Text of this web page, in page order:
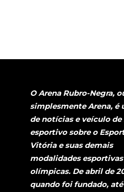
O Arena Rubro-Negra,
simplesmente Arena, é
de notícias e veículo de
esportivo sobre o
Vitória e suas demais
modalidades esportivas
olímpicas. De abril de
quando foi fundado,